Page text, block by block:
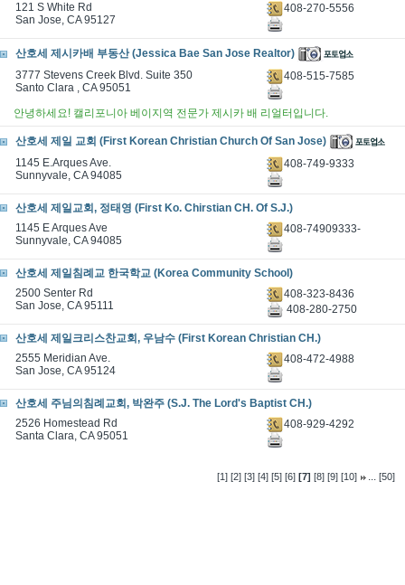
121 S White Rd
San Jose, CA 95127
408-270-5556
산호세 제시카배 부동산 (Jessica Bae San Jose Realtor)
3777 Stevens Creek Blvd. Suite 350
Santo Clara , CA 95051
408-515-7585
안녕하세요! 캘리포니아 베이지역 전문가 제시카 배 리얼터입니다.
산호세 제일 교회 (First Korean Christian Church Of San Jose)
1145 E.Arques Ave.
Sunnyvale, CA 94085
408-749-9333
산호세 제일교회, 정태영 (First Ko. Chirstian CH. Of S.J.)
1145 E Arques Ave
Sunnyvale, CA 94085
408-74909333-
산호세 제일침례교 한국학교 (Korea Community School)
2500 Senter Rd
San Jose, CA 95111
408-323-8436
408-280-2750
산호세 제일크리스찬교회, 우남수 (First Korean Christian CH.)
2555 Meridian Ave.
San Jose, CA 95124
408-472-4988
산호세 주님의침례교회, 박완주 (S.J. The Lord's Baptist CH.)
2526 Homestead Rd
Santa Clara, CA 95051
408-929-4292
[1] [2] [3] [4] [5] [6] [7] [8] [9] [10] ...[50]